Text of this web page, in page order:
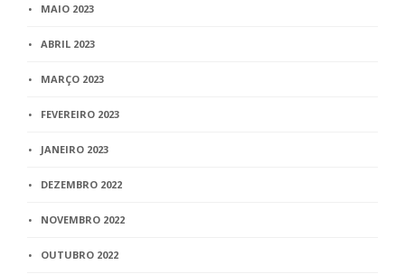
MAIO 2023
ABRIL 2023
MARÇO 2023
FEVEREIRO 2023
JANEIRO 2023
DEZEMBRO 2022
NOVEMBRO 2022
OUTUBRO 2022